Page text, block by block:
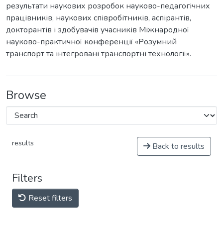
результати наукових розробок науково-педагогічних
працівників, наукових співробітників, аспірантів,
докторантів і здобувачів учасників Міжнародної
науково-практичної конференції «Розумний
транспорт та інтегровані транспортні технології».
Browse
results Back to results
Filters
Reset filters